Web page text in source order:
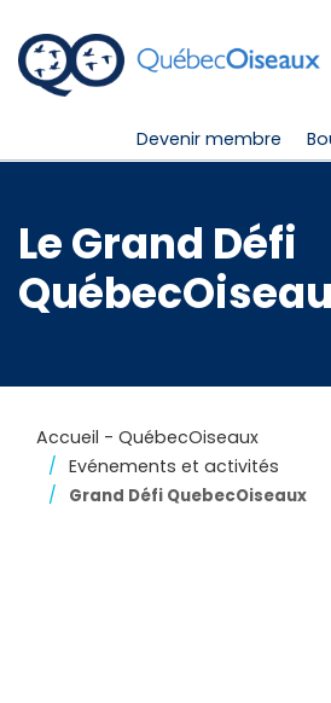
Devenir membre
Le Grand Défi
Accueil - QuébecOiseaux
Evénements et activités
Grand Défi QuebecOiseaux